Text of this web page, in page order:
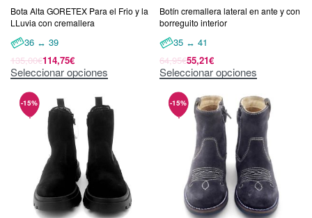
Bota Alta GORETEX Para el Frio y la
LLuvia con cremallera
36 ↔ 39
135,00€114,75€
Seleccionar opciones
Botín cremallera lateral en ante y con
borreguito interior
35 ↔ 41
64,95€55,21€
Seleccionar opciones